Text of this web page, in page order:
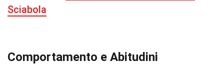
Sciabola
Comportamento e Abitudini